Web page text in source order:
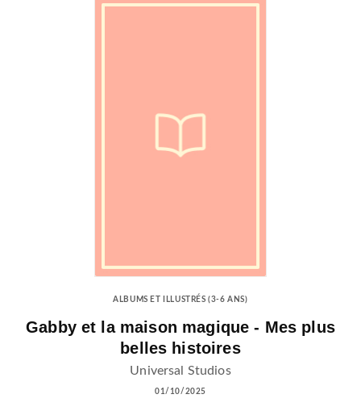
ALBUMS ET ILLUSTRÉS (3-6 ANS)
Gabby et la maison magique - Mes plus
belles histoires
Universal Studios
01/10/2025